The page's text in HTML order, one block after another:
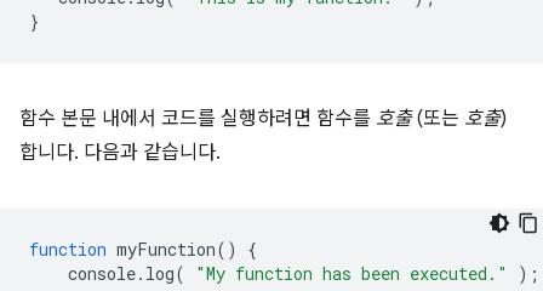
}
함수 본문 내에서 코드를 실행하려면 함수를 호출(또는 호출)
합니다. 다음과 같습니다.
function myFunction()
{
console. log( "My function has been executed."
);